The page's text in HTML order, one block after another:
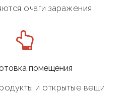
очаги заражения
помещения
и открытые вещи